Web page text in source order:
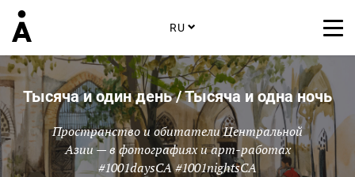
RU
Тысяча и один день / Тысяча и одна ночь
Пространство и обитатели Центральной
Азии — в фотографиях и арт-работах
#1001daysCA #1001nightsCA